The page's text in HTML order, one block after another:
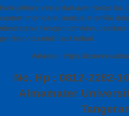
hasil jahitan presisi dan awet Selain itu,
custom membantu institusi memiliki
identitasnya Dengan demikian,
profesional untuk hasil terbaik
Wibesite : https://
No. Hp : 0812-2282-
Almamater